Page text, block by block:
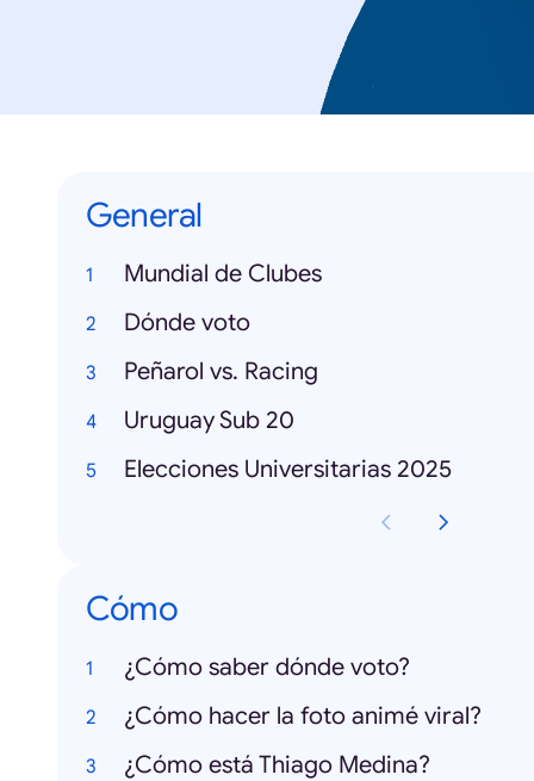
General
Mundial de Clubes
Dónde voto
Peñarol vs. Racing
Uruguay Sub 20
Elecciones Universitarias 2025
Cómo
¿Cómo saber dónde voto?
¿Cómo hacer la foto animé viral?
¿Cómo está Thiago Medina?